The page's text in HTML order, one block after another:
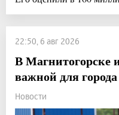
22:50, 6 авг 2026
В Магнитогорске
важной для
Новости